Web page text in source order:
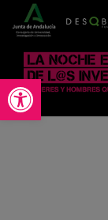
Abrir barra de